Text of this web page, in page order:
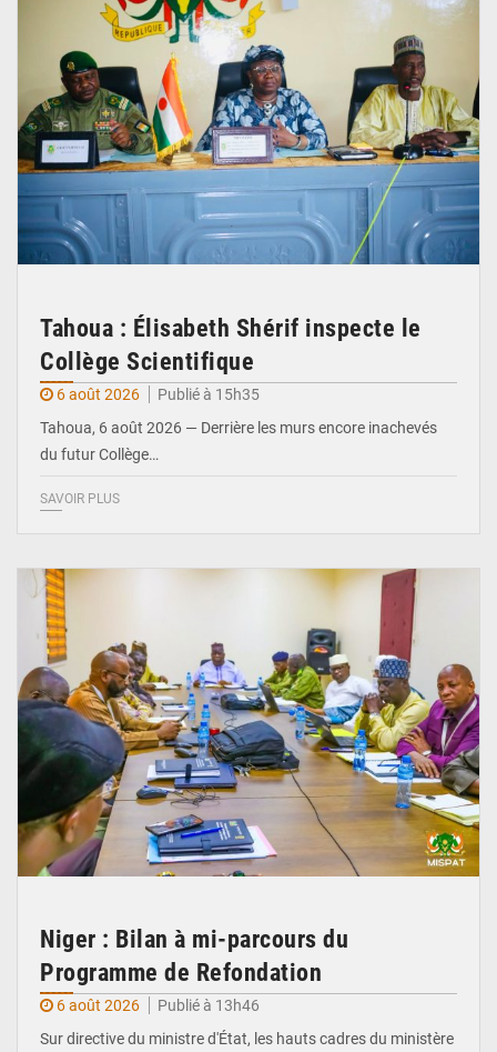
Tahoua : Élisabeth Shérif inspecte le
Collège Scientifique
6 août 2026
Publié à 15h35
Tahoua, 6 août 2026 — Derrière les murs encore inachevés
du futur Collège…
SAVOIR PLUS
Niger : Bilan à mi-parcours du
Programme de Refondation
6 août 2026
Publié à 13h46
Sur directive du ministre d'État, les hauts cadres du ministère